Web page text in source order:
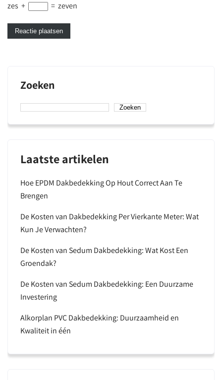
zes + = zeven
Zoeken
Zoeken
Laatste artikelen
Hoe EPDM Dakbedekking Op Hout Correct Aan Te
Brengen
De Kosten van Dakbedekking Per Vierkante Meter: Wat
Kun Je Verwachten?
De Kosten van Sedum Dakbedekking: Wat Kost Een
Groendak?
De Kosten van Sedum Dakbedekking: Een Duurzame
Investering
Alkorplan PVC Dakbedekking: Duurzaamheid en
Kwaliteit in één